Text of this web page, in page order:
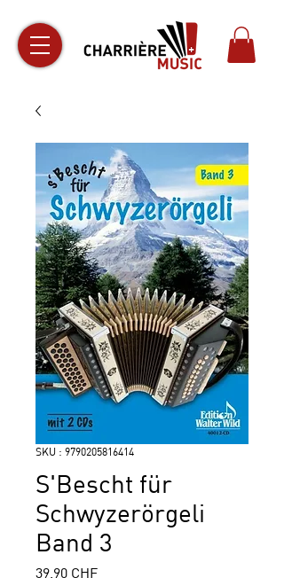
SKU : 9790205816414
S'Bescht für
Schwyzerörgeli
Band 3
39.90 CHFPrix